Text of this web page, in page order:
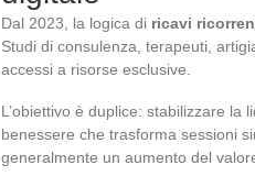
Dal 2023, la logica di ricavi
Studi di consulenza, terapeuti,
accessi a risorse esclusive.
L’obiettivo è duplice: stabilizzare la
benessere che trasforma sessioni
generalmente un aumento del